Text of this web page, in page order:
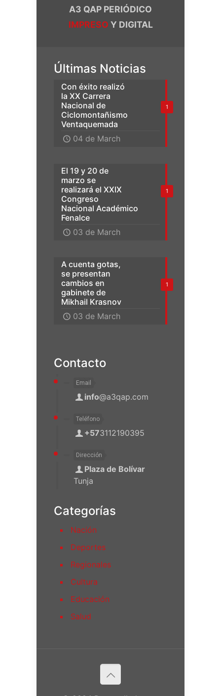
A3 QAP PERIÓDICO
IMPRESO Y DIGITAL
Últimas Noticias
1
Con éxito realizó
la XX Carrera
Nacional de
Ciclomontañismo
Ventaquemada
04 de March
1
El 19 y 20 de
marzo se
realizará el XXIX
Congreso
Nacional Académico
Fenalce
03 de March
1
A cuenta gotas,
se presentan
cambios en
gabinete de
Mikhail Krasnov
03 de March
Contacto
Email
info@a3qap.com
Teléfono
+573112190395
Dirección
Plaza de Bolívar
Tunja
Categorías
Nación
Deportes
Regionales
Cultura
Educación
Salud